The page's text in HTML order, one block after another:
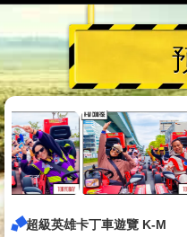
超級英雄卡丁車遊覽 K-M